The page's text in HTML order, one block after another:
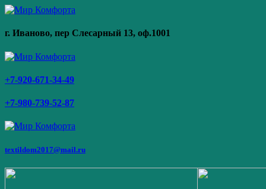
г. Иваново, пер Слесарный 13, оф.1001
+7-920-671-34-49
+7-980-739-52-87
textildom2017@mail.ru